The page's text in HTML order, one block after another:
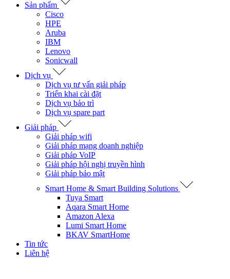
Sản phẩm
Cisco
HPE
Aruba
IBM
Lenovo
Sonicwall
Dịch vụ
Dịch vụ tư vấn giải pháp
Triển khai cài đặt
Dịch vụ bảo trì
Dịch vụ spare part
Giải pháp
Giải pháp wifi
Giải pháp mạng doanh nghiệp
Giải pháp VoIP
Giải pháp hội nghị truyền hình
Giải pháp bảo mật
Smart Home & Smart Building Solutions
Tuya Smart
Aqara Smart Home
Amazon Alexa
Lumi Smart Home
BKAV SmartHome
Tin tức
Liên hệ